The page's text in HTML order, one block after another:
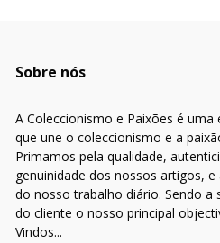
Sobre nós
A Coleccionismo e Paixões é uma
que une o coleccionismo e a
Primamos pela qualidade,
genuinidade dos nossos artigos, e
do nosso trabalho diário. Sendo a
do cliente o nosso principal
Vindos...